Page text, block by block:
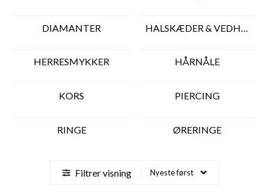
DIAMANTER
HERRESMYKKER HÅRNÅLE
KORS PIERCING
RINGE ØRERINGE
Filtrer visning